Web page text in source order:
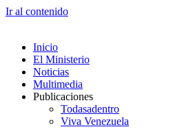
Ir al contenido
Inicio
El Ministerio
Noticias
Multimedia
Publicaciones
Todasadentro
Viva Venezuela